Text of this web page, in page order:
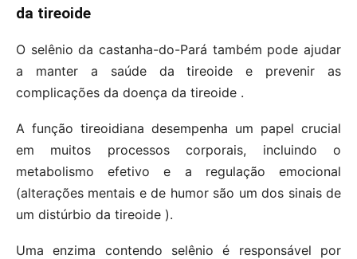
da tireoide
O selênio da castanha-do-Pará também pode ajudar
a manter a saúde da tireoide e prevenir as
complicações da doença da tireoide .
A função tireoidiana desempenha um papel crucial
em muitos processos corporais, incluindo o
metabolismo efetivo e a regulação emocional
(alterações mentais e de humor são um dos sinais de
um distúrbio da tireoide ).
Uma enzima contendo selênio é responsável por